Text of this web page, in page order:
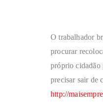
O trabalhador
procurar
próprio cidadão
precisar sair de
http://